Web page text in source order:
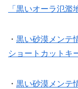
「黒いオーラ氾
・ 黒い砂漠メンテ
ショートカットキ
・ 黒い砂漠メンテ